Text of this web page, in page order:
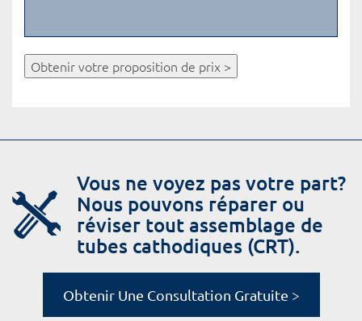
Obtenir votre proposition de prix >
Vous ne voyez pas votre part?
Nous pouvons réparer ou
réviser tout assemblage de
tubes cathodiques (CRT).
Obtenir Une Consultation Gratuite >